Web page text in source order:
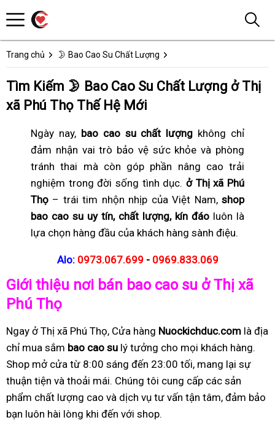
Trang chủ 🌛 Bao Cao Su Chất Lượng
Tìm Kiếm 🌛 Bao Cao Su Chất Lượng ở Thị
xã Phú Thọ Thế Hệ Mới
Ngày nay, bao cao su chất lượng không chỉ
đảm nhận vai trò bảo vệ sức khỏe và phòng
tránh thai mà còn góp phần nâng cao trải
nghiệm trong đời sống tình dục. ở Thị xã Phú
Thọ – trái tim nhộn nhịp của Việt Nam, shop
bao cao su uy tín, chất lượng, kín đáo luôn là
lựa chọn hàng đầu của khách hàng sành điệu.
Alo: 0973.067.699 - 0969.833.069
Giới thiệu nơi bán bao cao su ở Thị xã
Phú Thọ
Ngay ở Thị xã Phú Thọ, Cửa hàng Nuockichduc.com là địa
chỉ mua sắm bao cao su lý tưởng cho mọi khách hàng.
Shop mở cửa từ 8:00 sáng đến 23:00 tối, mang lại sự
thuận tiện và thoải mái. Chúng tôi cung cấp các sản
phẩm chất lượng cao và dịch vụ tư vấn tận tâm, đảm bảo
bạn luôn hài lòng khi đến với shop.